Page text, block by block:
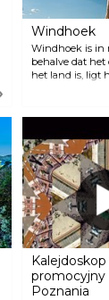
Windhoek
Windhoek is in
behalve dat
het land is, ligt
Hierdoor is de
het Namib-
Deadvlei, het
rondlopen en
promocyjny
Poznania